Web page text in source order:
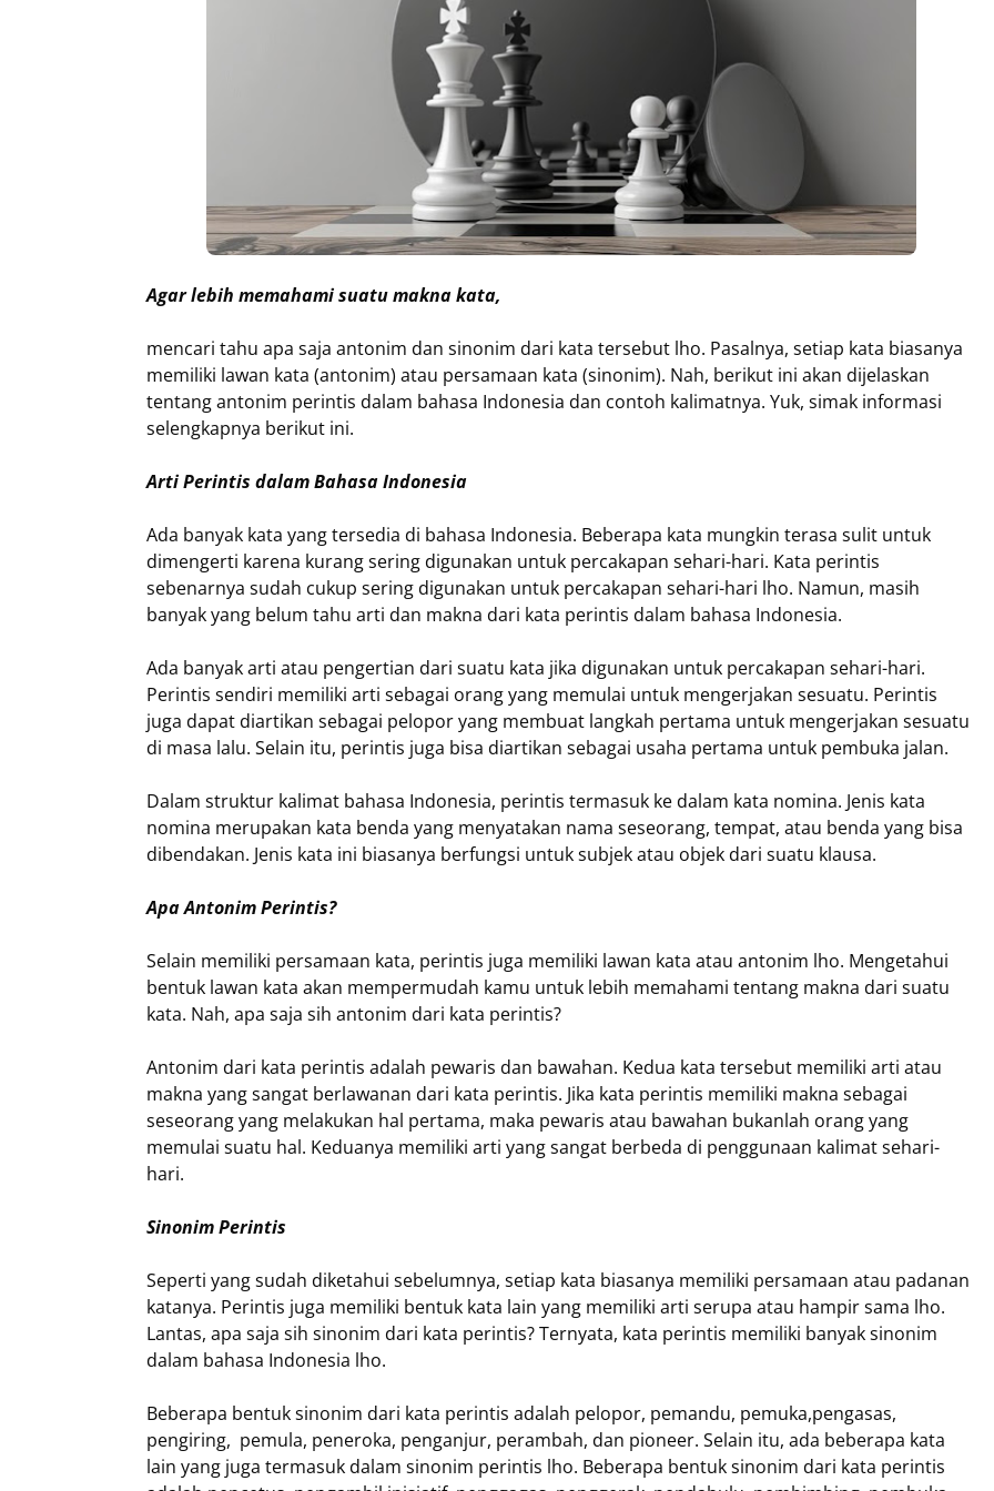
Agar lebih memahami suatu makna kata,
mencari tahu apa saja antonim dan sinonim dari kata tersebut lho. Pasalnya, setiap kata biasanya
memiliki lawan kata (antonim) atau persamaan kata (sinonim). Nah, berikut ini akan dijelaskan
tentang antonim perintis dalam bahasa Indonesia dan contoh kalimatnya. Yuk, simak informasi
selengkapnya berikut ini.
Arti Perintis dalam Bahasa Indonesia
Ada banyak kata yang tersedia di bahasa Indonesia. Beberapa kata mungkin terasa sulit untuk
dimengerti karena kurang sering digunakan untuk percakapan sehari-hari. Kata perintis
sebenarnya sudah cukup sering digunakan untuk percakapan sehari-hari lho. Namun, masih
banyak yang belum tahu arti dan makna dari kata perintis dalam bahasa Indonesia.
Ada banyak arti atau pengertian dari suatu kata jika digunakan untuk percakapan sehari-hari.
Perintis sendiri memiliki arti sebagai orang yang memulai untuk mengerjakan sesuatu. Perintis
juga dapat diartikan sebagai pelopor yang membuat langkah pertama untuk mengerjakan sesuatu
di masa lalu. Selain itu, perintis juga bisa diartikan sebagai usaha pertama untuk pembuka jalan.
Dalam struktur kalimat bahasa Indonesia, perintis termasuk ke dalam kata nomina. Jenis kata
nomina merupakan kata benda yang menyatakan nama seseorang, tempat, atau benda yang bisa
dibendakan. Jenis kata ini biasanya berfungsi untuk subjek atau objek dari suatu klausa.
Apa Antonim Perintis?
Selain memiliki persamaan kata, perintis juga memiliki lawan kata atau antonim lho. Mengetahui
bentuk lawan kata akan mempermudah kamu untuk lebih memahami tentang makna dari suatu
kata. Nah, apa saja sih antonim dari kata perintis?
Antonim dari kata perintis adalah pewaris dan bawahan. Kedua kata tersebut memiliki arti atau
makna yang sangat berlawanan dari kata perintis. Jika kata perintis memiliki makna sebagai
seseorang yang melakukan hal pertama, maka pewaris atau bawahan bukanlah orang yang
memulai suatu hal. Keduanya memiliki arti yang sangat berbeda di penggunaan kalimat sehari-
hari.
Sinonim Perintis
Seperti yang sudah diketahui sebelumnya, setiap kata biasanya memiliki persamaan atau padanan
katanya. Perintis juga memiliki bentuk kata lain yang memiliki arti serupa atau hampir sama lho.
Lantas, apa saja sih sinonim dari kata perintis? Ternyata, kata perintis memiliki banyak sinonim
dalam bahasa Indonesia lho.
Beberapa bentuk sinonim dari kata perintis adalah pelopor, pemandu, pemuka,pengasas,
pengiring, pemula, peneroka, penganjur, perambah, dan pioneer. Selain itu, ada beberapa kata
lain yang juga termasuk dalam sinonim perintis lho. Beberapa bentuk sinonim dari kata perintis